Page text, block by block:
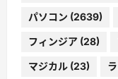
パソコン (2639)
フィンジア (28)
マジカル (23)